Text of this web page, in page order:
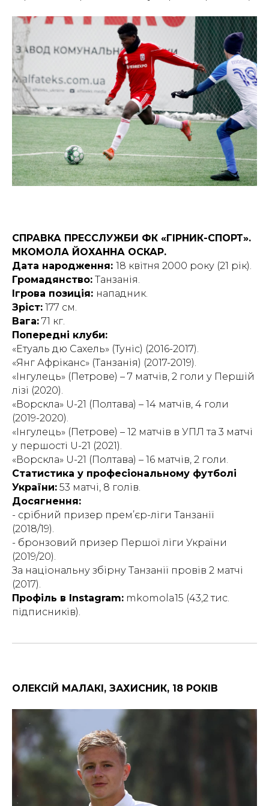
СПРАВКА ПРЕССЛУЖБИ ФК «ГІРНИК-СПОРТ».
МКОМОЛА ЙОХАННА ОСКАР.
Дата народження: 18 квітня 2000 року (21 рік).
Громадянство: Танзанія.
Ігрова позиція: нападник.
Зріст: 177 см.
Вага: 71 кг.
Попередні клуби:
«Етуаль дю Сахель» (Туніс) (2016-2017).
«Янг Афріканс» (Танзанія) (2017-2019).
«Інгулець» (Петрове) – 7 матчів, 2 голи у Першій
лізі (2020).
«Ворскла» U-21 (Полтава) – 14 матчів, 4 голи
(2019-2020).
«Інгулець» (Петрове) – 12 матчів в УПЛ та 3 матчі
у першості U-21 (2021).
«Ворскла» U-21 (Полтава) – 16 матчів, 2 голи.
Статистика у професіональному футболі
України: 53 матчі, 8 голів.
Досягнення:
- срібний призер прем’єр-ліги Танзанії
(2018/19).
- бронзовий призер Першої ліги України
(2019/20).
За національну збірну Танзанії провів 2 матчі
(2017).
Профіль в Instagram: mkomola15 (43,2 тис.
підписників).
ОЛЕКСІЙ МАЛАКІ, ЗАХИСНИК, 18 РОКІВ